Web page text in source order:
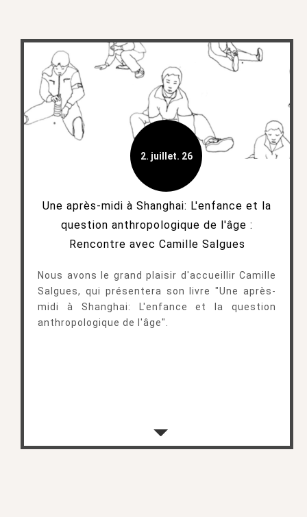
2. juillet. 26
Une après-midi à Shanghai: L'enfance et la
question anthropologique de l'âge :
Rencontre avec Camille Salgues
Nous avons le grand plaisir d'accueillir Camille
Salgues, qui présentera son livre "Une après-
midi à Shanghai: L'enfance et la question
anthropologique de l'âge".